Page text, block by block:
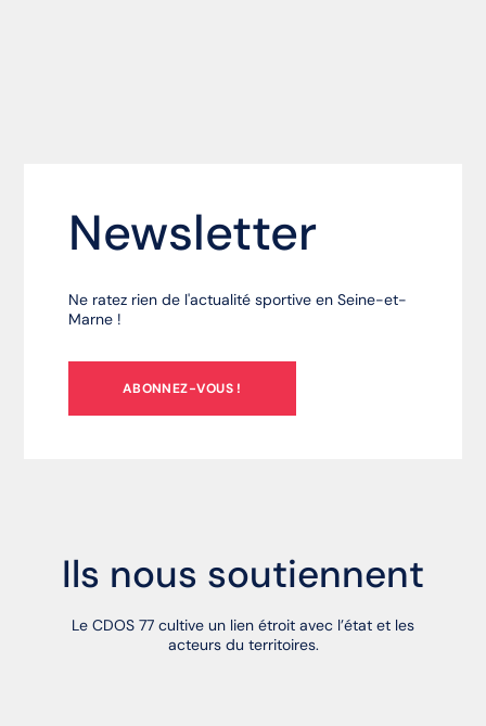
Newsletter
Ne ratez rien de l'actualité sportive en Seine-et-
Marne !
ABONNEZ-VOUS !
Ils nous soutiennent
Le CDOS 77 cultive un lien étroit avec l’état et les
acteurs du territoires.